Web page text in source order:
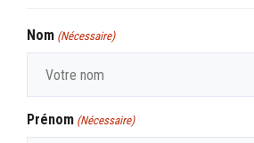
Nom (Nécessaire)
Prénom (Nécessaire)